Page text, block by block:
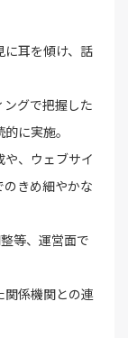
耳を傾け、話
グで把握した
に実施。
、ウェブサイ
のきめ細やかな
等、運営面で
関係機関との連